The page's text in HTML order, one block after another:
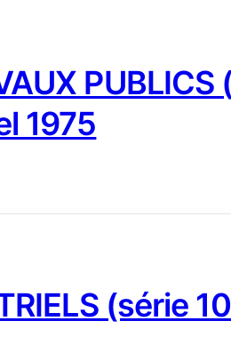
1975
(série